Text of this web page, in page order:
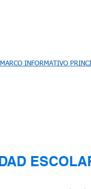
MARCO INFORMATIVO